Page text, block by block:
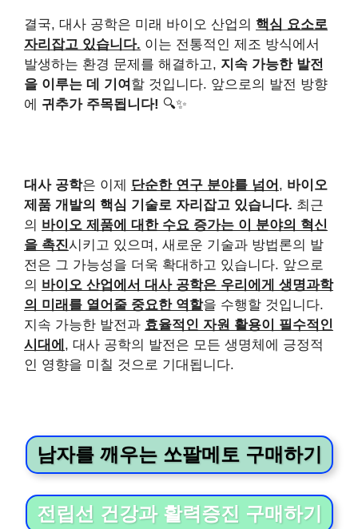
결국, 대사 공학은 미래 바이오 산업의 핵심 요소로
자리잡고 있습니다. 이는 전통적인 제조 방식에서
발생하는 환경 문제를 해결하고, 지속 가능한 발전
을 이루는 데 기여 할 것입니다. 앞으로의 발전 방향
에 귀추가 주목됩니다! 🔍✨
대사 공학은 이제 단순한 연구 분야를 넘어 , 바이오
제품 개발의 핵심 기술로 자리잡고 있습니다. 최근
의 바이오 제품에 대한 수요 증가는 이 분야의 혁신
을 촉진시키고 있으며, 새로운 기술과 방법론의 발
전은 그 가능성을 더욱 확대하고 있습니다. 앞으로
의 바이오 산업에서 대사 공학은 우리에게 생명과학
의 미래를 열어줄 중요한 역할을 수행할 것입니다.
지속 가능한 발전과 효율적인 자원 활용이 필수적인
시대에 , 대사 공학의 발전은 모든 생명체에 긍정적
인 영향을 미칠 것으로 기대됩니다.
남자를 깨우는 쏘팔메토 구매하기
전립선 건강과 활력증진 구매하기